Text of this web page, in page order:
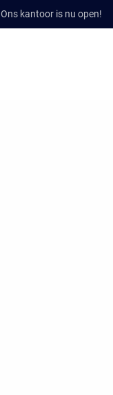
Ons kantoor is nu open!